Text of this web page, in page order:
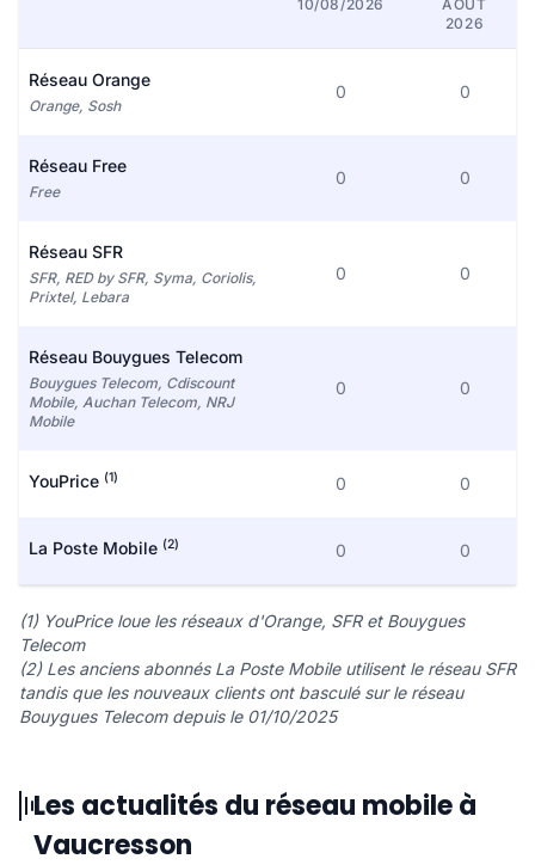
10/08/2026
AOÛT
2026
Réseau Orange
Orange, Sosh
0 0
Réseau Free
Free
0 0
Réseau SFR
SFR, RED by SFR, Syma, Coriolis,
Prixtel, Lebara
0 0
Réseau Bouygues Telecom
Bouygues Telecom, Cdiscount
Mobile, Auchan Telecom, NRJ
Mobile
0 0
YouPrice (1) 0 0
La Poste Mobile (2) 0 0
(1) YouPrice loue les réseaux d'Orange, SFR et Bouygues
Telecom
(2) Les anciens abonnés La Poste Mobile utilisent le réseau SFR
tandis que les nouveaux clients ont basculé sur le réseau
Bouygues Telecom depuis le 01/10/2025
Les actualités du réseau mobile à
Vaucresson